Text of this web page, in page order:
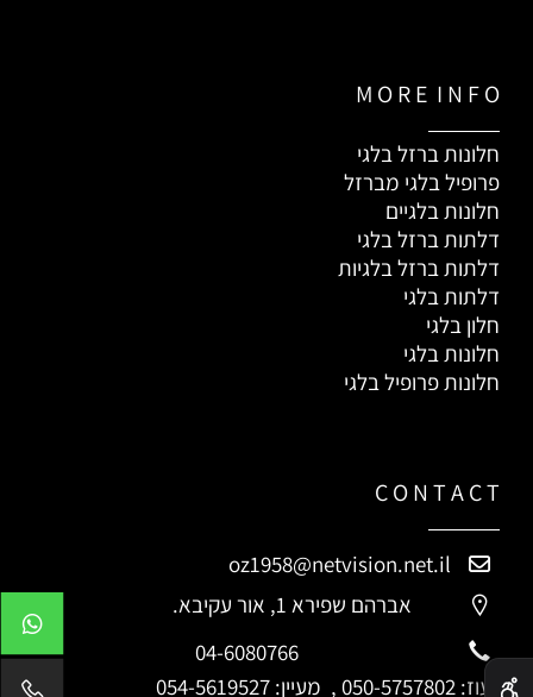
M O R E I N F O
חלונות ברזל בלגי
פרופיל בלגי מברזל
חלונות בלגיים
דלתות ברזל בלגי
דלתות ברזל בלגיות
דלתות בלגי
חלון בלגי
חלונות בלגי
חלונות פרופיל בלגי
C O N T A C T
oz1958@netvision.net.il
אברהם שפירא 1, אור עקיבא.
04-6080766
עוז: 050-5757802 , מעיין: 054-5619527